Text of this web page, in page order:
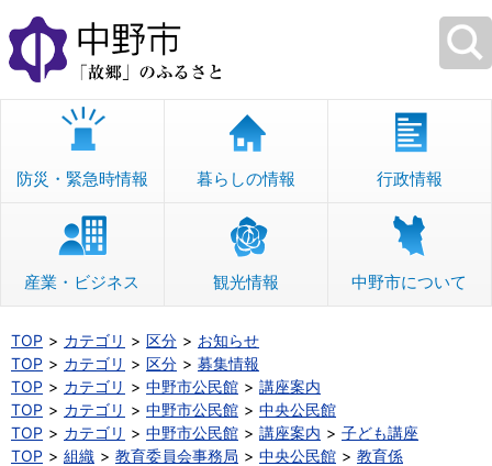
本
文
へ
移
防災・緊急時情報 暮らしの情報 行政情報
産業・ビジネス 観光情報 中野市について
TOP カテゴリ 区分
お知らせ
TOP
カテゴリ 区分
募集情報
TOP
カテゴリ 中野市公民館
講座案内
TOP
カテゴリ 中野市公民館
中央公民館
TOP
カテゴリ 中野市公民館 講座案内
子ども講座
TOP
組織 教育委員会事務局 中央公民館 教育係